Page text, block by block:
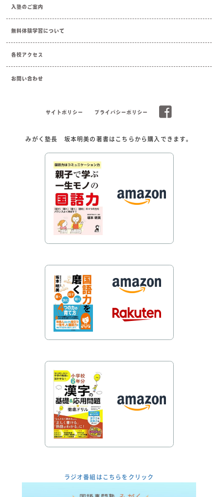
入塾のご案内
無料体験学習について
各校アクセス
お問い合わせ
サイトポリシー プライバシーポリシー
みがく塾長 坂本明美の著書はこちらから購入できます。
ラジオ番組はこちらをクリック